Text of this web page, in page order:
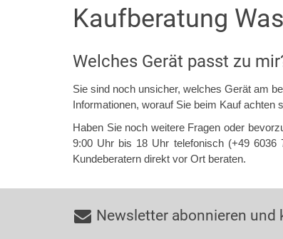
Kaufberatung
Welches Gerät passt zu
Sie sind noch unsicher, welches Gerät am
Informationen, worauf Sie beim Kauf achten
Haben Sie noch weitere Fragen oder
9:00 Uhr bis 18 Uhr telefonisch (+49 6036
Kundeberatern direkt vor Ort beraten.
Newsletter abonnieren und